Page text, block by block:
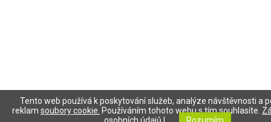
Tento web používá k poskytování služeb, analýze návštěvnosti a
reklam soubory cookie. Používáním tohoto webu s tím souhlasíte.